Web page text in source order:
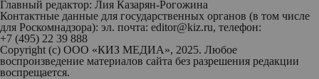
Главный редактор: Лия Казарян-Рогожина
Контактные данные для государственных органов (в том числе
для Роскомнадзора): эл. почта: editor@kiz.ru, телефон:
+7 (495) 22 39 888
Copyright (с) ООО «КИЗ МЕДИА», 2025. Любое
воспроизведение материалов сайта без разрешения редакции
воспрещается.